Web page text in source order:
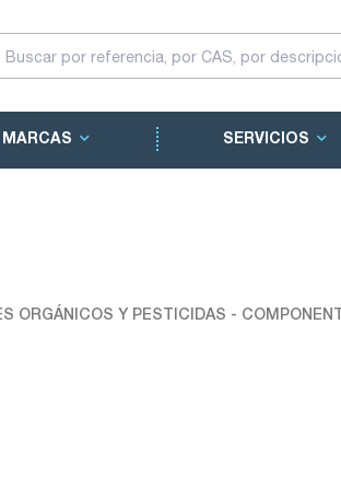
MARCAS SERVICIOS
ORGÁNICOS Y PESTICIDAS -